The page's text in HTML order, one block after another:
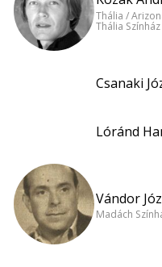
Thália /
Thália Színház
Csanaki
Lóránd
Vándor
Madách